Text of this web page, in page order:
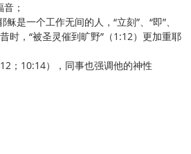
；
是一个工作无间的人，“立刻”、“即”、
时，“被圣灵催到旷野”（1:12）更加重耶
；10:14），同事也强调他的神性